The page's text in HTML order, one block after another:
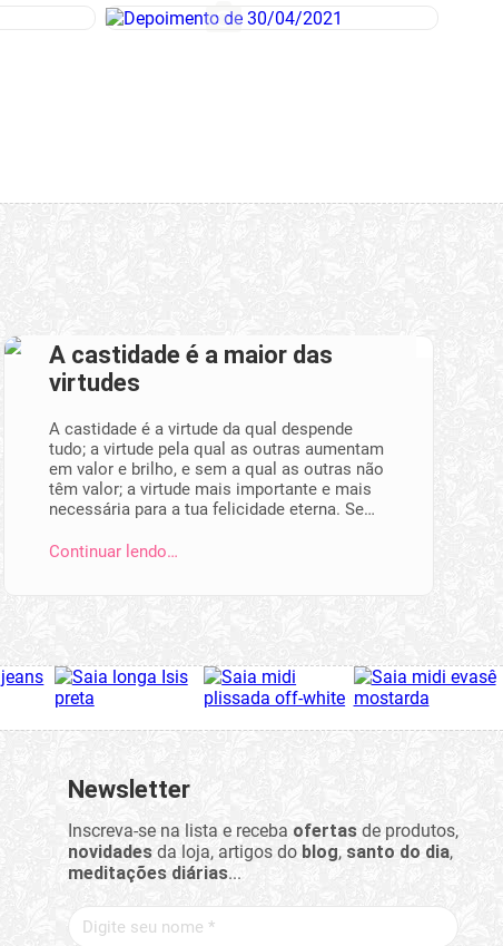
A castidade é a maior das
virtudes
A castidade é a virtude da qual despende
tudo; a virtude pela qual as outras aumentam
em valor e brilho, e sem a qual as outras não
têm valor; a virtude mais importante e mais
necessária para a tua felicidade eterna. Se…
Continuar lendo…
Newsletter
Inscreva-se na lista e receba ofertasde produtos,
novidadesda loja, artigos do blog, santo do dia,
meditações diárias...